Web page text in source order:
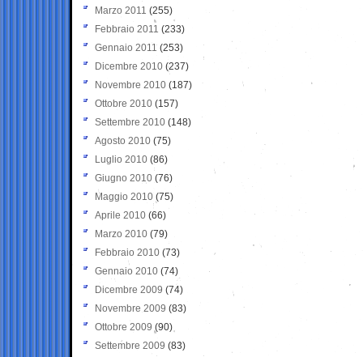
Marzo 2011 (255)
Febbraio 2011 (233)
Gennaio 2011 (253)
Dicembre 2010 (237)
Novembre 2010 (187)
Ottobre 2010 (157)
Settembre 2010 (148)
Agosto 2010 (75)
Luglio 2010 (86)
Giugno 2010 (76)
Maggio 2010 (75)
Aprile 2010 (66)
Marzo 2010 (79)
Febbraio 2010 (73)
Gennaio 2010 (74)
Dicembre 2009 (74)
Novembre 2009 (83)
Ottobre 2009 (90)
Settembre 2009 (83)